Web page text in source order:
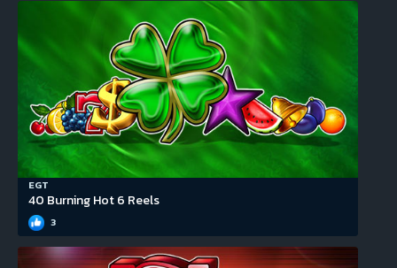
EGT
40 Burning Hot 6 Reels
3